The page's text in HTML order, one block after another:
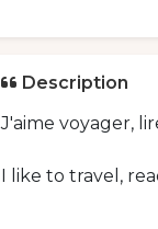
Description
J'aime voyager,
I like to travel,